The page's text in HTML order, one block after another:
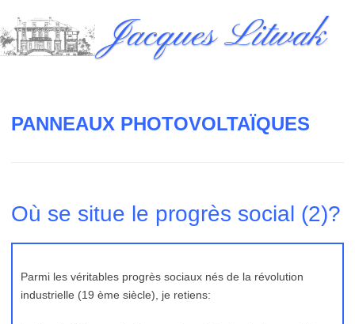
to
content
Jacques Litwak
PANNEAUX PHOTOVOLTAÏQUES
Où se situe le progrès social (2)?
Parmi les véritables progrès sociaux nés de la révolution
industrielle (19 ème siècle), je retiens: